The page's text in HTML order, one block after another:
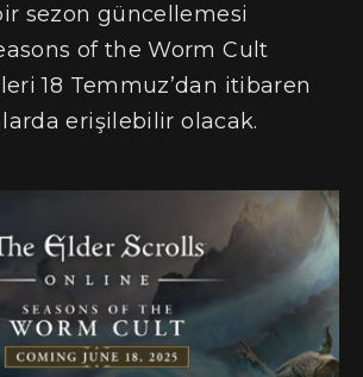
sezon güncellemesi
of the Worm Cult
18 Temmuz’dan itibaren
erişilebilir olacak.